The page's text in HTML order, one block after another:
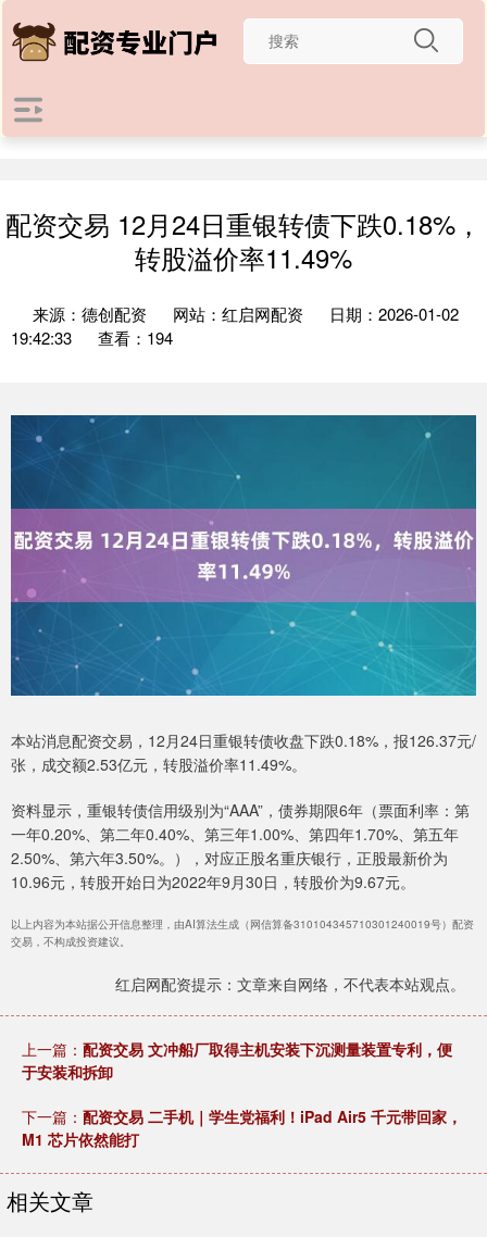
配资交易 12月24日重银转债下跌0.18%，
转股溢价率11.49%
来源：德创配资 网站：红启网配资
日期：2026-01-02
19:42:33
查看：194
本站消息配资交易，12月24日重银转债收盘下跌0.18%，报126.37元/
张，成交额2.53亿元，转股溢价率11.49%。
资料显示，重银转债信用级别为“AAA”，债券期限6年（票面利率：第
一年0.20%、第二年0.40%、第三年1.00%、第四年1.70%、第五年
2.50%、第六年3.50%。），对应正股名重庆银行，正股最新价为
10.96元，转股开始日为2022年9月30日，转股价为9.67元。
以上内容为本站据公开信息整理，由AI算法生成（网信算备310104345710301240019号）配资
交易，不构成投资建议。
红启网配资提示：文章来自网络，不代表本站观点。
上一篇： 配资交易 文冲船厂取得主机安装下沉测量装置专利，便
于安装和拆卸
下一篇： 配资交易 二手机｜学生党福利！iPad Air5 千元带回家，
M1 芯片依然能打
相关文章